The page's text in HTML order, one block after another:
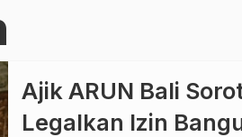
Ajik ARUN Bali
Legalkan Izin